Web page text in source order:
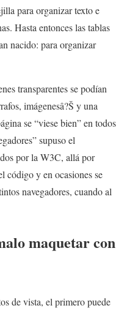
para organizar texto e
Hasta entonces las tablas
nacido: para organizar
transparentes se podían
imágenesâ?Š y una
se “viese bien” en todos
supuso el
por la W3C, allá por
código y en ocasiones se
navegadores, cuando al
maquetar con
de vista, el primero puede